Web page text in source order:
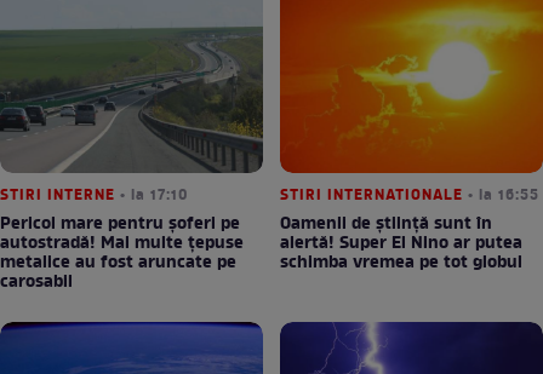
STIRI INTERNE • la 17:10
Pericol mare pentru șoferi pe
autostradă! Mai multe țepuse
metalice au fost aruncate pe
carosabil
STIRI INTERNATIONALE • la 16:55
Oamenii de știință sunt în
alertă! Super El Nino ar putea
schimba vremea pe tot globul